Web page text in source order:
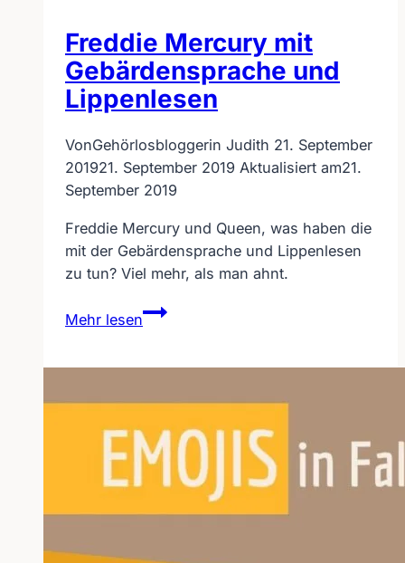
Freddie Mercury mit
Gebärdensprache und
Lippenlesen
VonGehörlosbloggerin Judith 21. September
201921. September 2019 Aktualisiert am21.
September 2019
Freddie Mercury und Queen, was haben die
mit der Gebärdensprache und Lippenlesen
zu tun? Viel mehr, als man ahnt.
Mehr lesen
Freddie
Mercury
und